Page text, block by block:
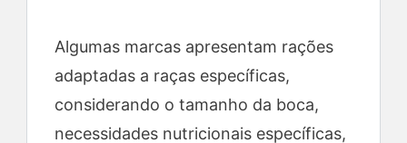
Algumas marcas apresentam rações
adaptadas a raças específicas,
considerando o tamanho da boca,
necessidades nutricionais específicas,